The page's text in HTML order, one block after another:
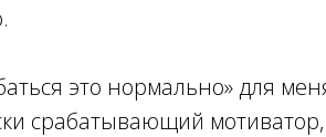
это нормально» для
срабатывающий